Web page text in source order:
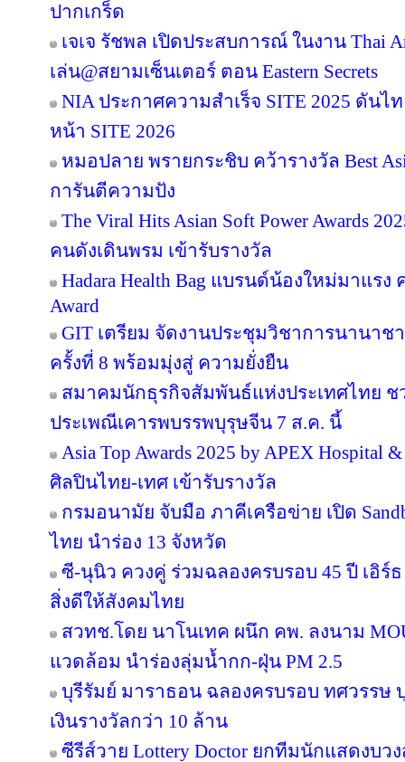
ปากเกร็ด
เจเจ รัชพล เปิดประสบการณ์ ในงาน Thai
เล่น@สยามเซ็นเตอร์ ตอน Eastern Secrets
NIA ประกาศความสำเร็จ SITE 2025 ดัน
หน้า SITE 2026
หมอปลาย พรายกระชิบ คว้ารางวัล Best
การันตีความปัง
The Viral Hits Asian Soft Power Awards
คนดังเดินพรม เข้ารับรางวัล
Hadara Health Bag แบรนด์น้องใหม่มาแรง
Award
GIT เตรียม จัดงานประชุมวิชาการนานา
ครั้งที่ 8 พร้อมมุ่งสู่ ความยั่งยืน
สมาคมนักธุรกิจสัมพันธ์แห่งประเทศไทย
ประเพณีเคารพบรรพบุรุษจีน 7 ส.ค. นี้
Asia Top Awards 2025 by APEX
ศิลปินไทย-เทศ เข้ารับรางวัล
กรมอนามัย จับมือ ภาคีเครือข่าย เปิด
ไทย นำร่อง 13 จังหวัด
ซี-นุนิว ควงคู่ ร่วมฉลองครบรอบ 45 ปี เอิร์
สิ่งดีให้สังคมไทย
สวทช.โดย นาโนเทค ผนึก คพ. ลงนาม
แวดล้อม นำร่องลุ่มน้ำกก-ฝุ่น PM 2.5
บุรีรัมย์ มาราธอน ฉลองครบรอบ ทศวรรษ
เงินรางวัลกว่า 10 ล้าน
ซีรีส์วาย Lottery Doctor ยกทีมนักแสดงบว